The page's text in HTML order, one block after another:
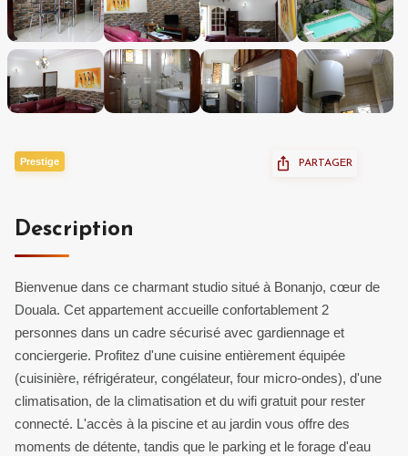
Prestige PARTAGER
Description
Bienvenue dans ce charmant studio situé à Bonanjo, cœur de
Douala. Cet appartement accueille confortablement 2
personnes dans un cadre sécurisé avec gardiennage et
conciergerie. Profitez d'une cuisine entièrement équipée
(cuisinière, réfrigérateur, congélateur, four micro-ondes), d'une
climatisation, de la climatisation et du wifi gratuit pour rester
connecté. L'accès à la piscine et au jardin vous offre des
moments de détente, tandis que le parking et le forage d'eau